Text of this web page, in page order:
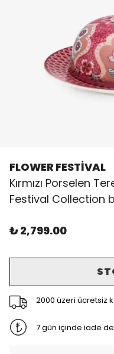
FLOWER FESTİVAL
Kırmızı Porselen
Festival Collection
₺ 2,799.00
2000 üzeri ücretsiz
7 gün içinde iade